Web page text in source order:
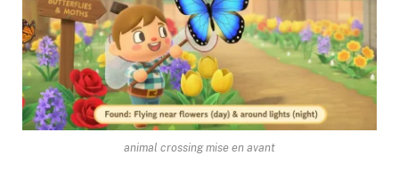
animal crossing mise en avant